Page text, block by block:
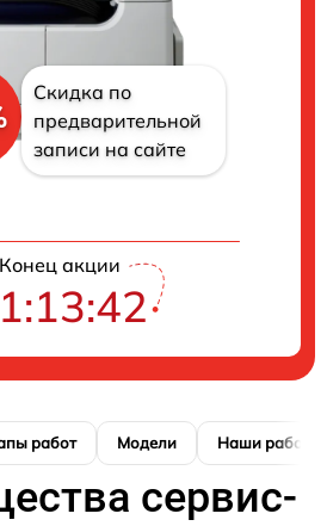
Скидка по
предварительной
записи на сайте
Конец акции
работ Модели Наши работы
сервис-